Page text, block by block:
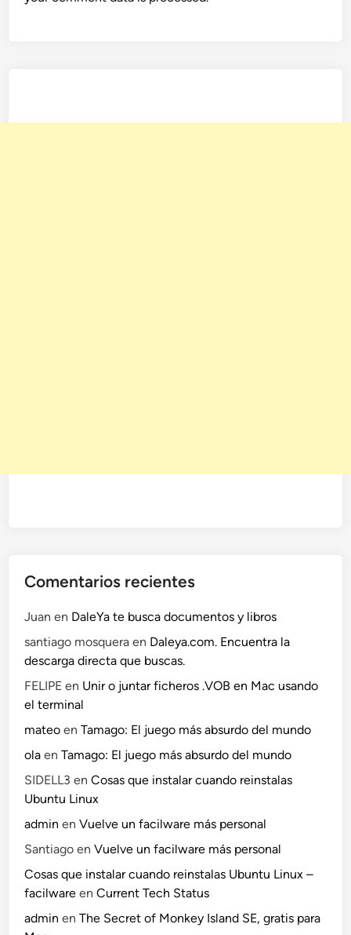
Comentarios recientes
Juan en DaleYa te busca documentos y libros
santiago mosquera en Daleya.com. Encuentra la
descarga directa que buscas.
FELIPE en Unir o juntar ficheros .VOB en Mac usando
el terminal
mateo enTamago: El juego más absurdo del mundo
ola enTamago: El juego más absurdo del mundo
SIDELL3 enCosas que instalar cuando reinstalas
Ubuntu Linux
admin enVuelve un facilware más personal
Santiago enVuelve un facilware más personal
Cosas que instalar cuando reinstalas Ubuntu Linux –
facilware enCurrent Tech Status
admin enThe Secret of Monkey Island SE, gratis para